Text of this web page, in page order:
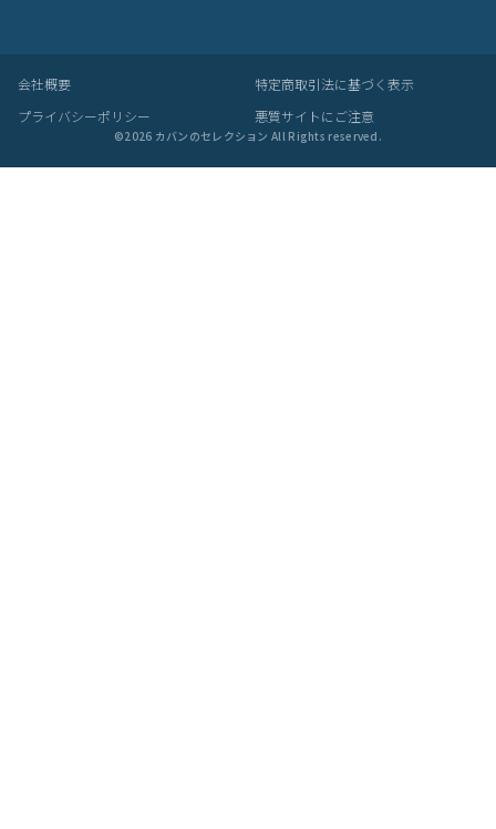
会社概要
特定商取引法に基づく表示
プライバシーポリシー
悪質サイトにご注意
©2026 カバンのセレクション All Rights reserved.